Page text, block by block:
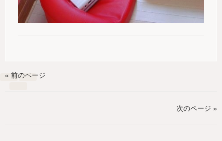
« 前のページ
次のページ »